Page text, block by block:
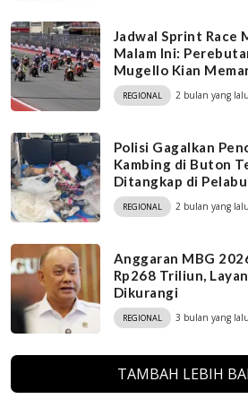
Jadwal Sprint Race
Malam Ini:
Mugello Kian
REGIONAL 2 bulan yang lalu
Polisi Gagalkan
Kambing di Buton
Ditangkap di
REGIONAL 2 bulan yang lalu
Anggaran MBG
Rp268 Triliun,
Dikurangi
REGIONAL 3 bulan yang lalu
TAMBAH LEBIH